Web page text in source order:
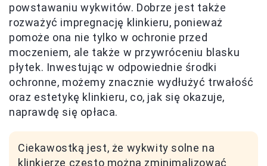
powstawaniu wykwitów. Dobrze jest także
rozważyć impregnację klinkieru, ponieważ
pomoże ona nie tylko w ochronie przed
moczeniem, ale także w przywróceniu blasku
płytek. Inwestując w odpowiednie środki
ochronne, możemy znacznie wydłużyć trwałość
oraz estetykę klinkieru, co, jak się okazuje,
naprawdę się opłaca.
Ciekawostką jest, że wykwity solne na
klinkierze często można zminimalizować